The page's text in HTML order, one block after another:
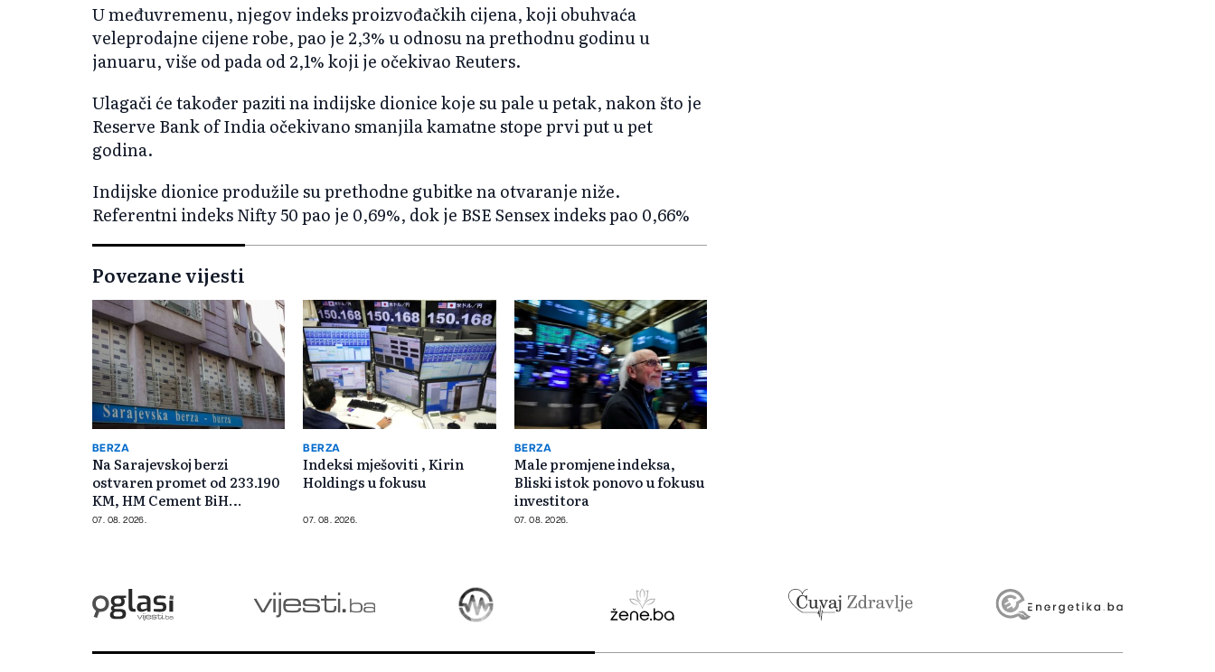
U međuvremenu, njegov indeks proizvođačkih cijena, koji obuhvaća
veleprodajne cijene robe, pao je 2,3% u odnosu na prethodnu godinu u
januaru, više od pada od 2,1% koji je očekivao Reuters.
Ulagači će također paziti na indijske dionice koje su pale u petak, nakon što je
Reserve Bank of India očekivano smanjila kamatne stope prvi put u pet
godina.
Indijske dionice produžile su prethodne gubitke na otvaranje niže.
Referentni indeks Nifty 50 pao je 0,69%, dok je BSE Sensex indeks pao 0,66%
Povezane vijesti
BERZA
Na Sarajevskoj berzi
ostvaren promet od 233.190
KM, HM Cement BiH
najtrgovaniji
07. 08. 2026.
BERZA
Indeksi mješoviti , Kirin
Holdings u fokusu
07. 08. 2026.
BERZA
Male promjene indeksa,
Bliski istok ponovo u fokusu
investitora
07. 08. 2026.